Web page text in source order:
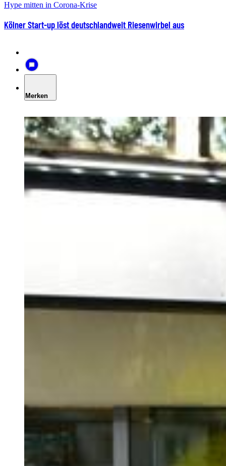
Hype mitten in Corona-Krise
Kölner Start-up löst deutschlandweit Riesenwirbel aus
Merken